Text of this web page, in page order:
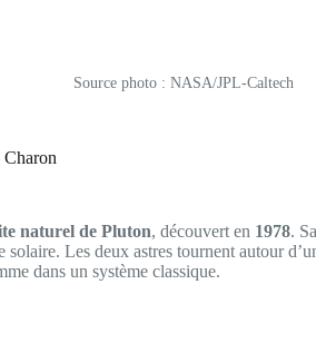
Source photo : NASA/JPL-Caltech
Charon
naturel de Pluton, découvert en 1978.
solaire. Les deux astres tournent autour
dans un système classique.